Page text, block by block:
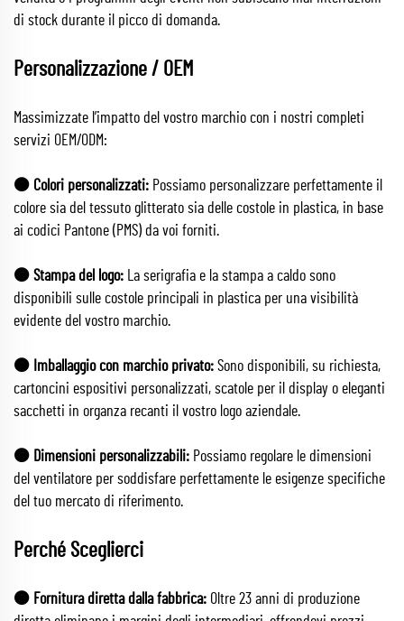
di stock durante il picco di domanda.
Personalizzazione / OEM
Massimizzate l’impatto del vostro marchio con i nostri completi
servizi OEM/ODM:
🟠 Colori personalizzati: Possiamo personalizzare perfettamente il
colore sia del tessuto glitterato sia delle costole in plastica, in base
ai codici Pantone (PMS) da voi forniti.
🟠 Stampa del logo: La serigrafia e la stampa a caldo sono
disponibili sulle costole principali in plastica per una visibilità
evidente del vostro marchio.
🟠 Imballaggio con marchio privato: Sono disponibili, su richiesta,
cartoncini espositivi personalizzati, scatole per il display o eleganti
sacchetti in organza recanti il vostro logo aziendale.
🟠 Dimensioni personalizzabili: Possiamo regolare le dimensioni
del ventilatore per soddisfare perfettamente le esigenze specifiche
del tuo mercato di riferimento.
Perché Sceglierci
🟠 Fornitura diretta dalla fabbrica: Oltre 23 anni di produzione